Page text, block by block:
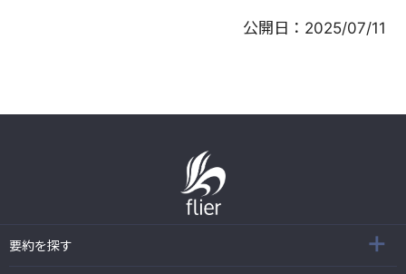
公開日： 2025/07/11
要約を探す